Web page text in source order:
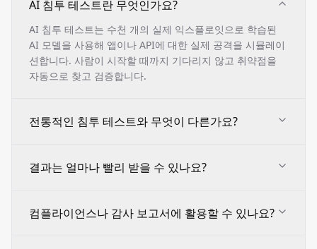
AI 침투 테스트란 무엇인가요?
AI 침투 테스트는 수천 개의 실제 익스플로잇으로 학습된
AI 모델을 사용해 앱이나 API에 대한 실제 공격을 시뮬레이
션합니다. 사람이 시작할 때까지 기다리지 않고 취약점을
자동으로 찾고 검증합니다.
전통적인 침투 테스트와 무엇이 다른가요?
결과는 얼마나 빨리 받을 수 있나요?
컴플라이언스나 감사 보고서에 활용할 수 있나요?